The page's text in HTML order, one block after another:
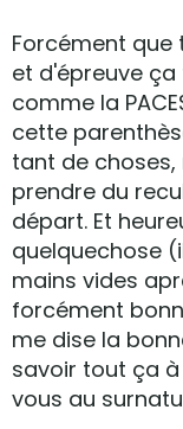
Forcément
et d'épreuve
comme la
cette
tant de
prendre du
départ. Et
quelquechose
mains vides
forcément
me dise la
savoir tout ça à
vous au